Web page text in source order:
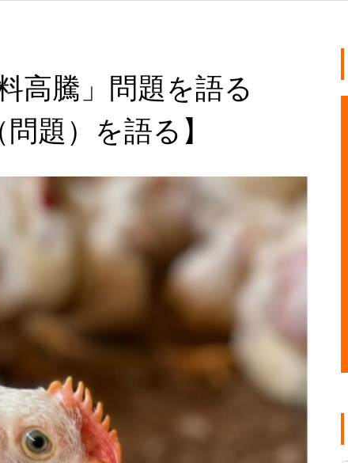
高騰」問題を語る
題）を語る】